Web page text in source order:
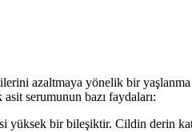
azaltmaya yönelik bir
serumunun bazı faydaları:
yüksek bir bileşiktir. Cildin derin